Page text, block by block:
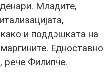
Младите,
и поддршката на
Едноставно
рече Филипче.